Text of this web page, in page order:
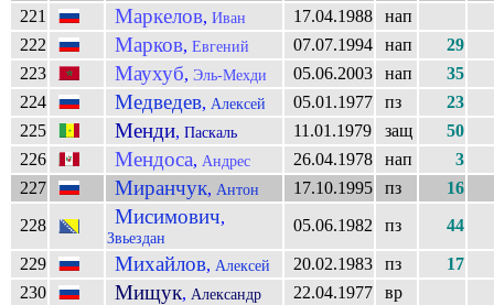
221
Маркелов, Иван 17.04.1988
нап
222
Марков, Евгений 07.07.1994 нап
29
223
Маухуб, Эль-Мехди 05.06.2003 нап
35
224
Медведев, Алексей 05.01.1977 пз
23
225
Менди, Паскаль 11.01.1979 защ
50
226
Мендоса, Андрес 26.04.1978 нап
3
227
Миранчук, Антон 17.10.1995 пз
16
228
Мисимович,
Звьездан
05.06.1982 пз 44
229 Михайлов, Алексей 20.02.1983 пз
17
230
Мищук, Александр 22.04.1977
вр